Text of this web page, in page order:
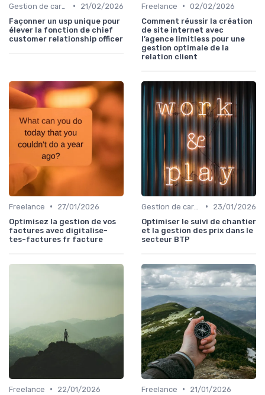
•
21/02/2026
Façonner un usp unique pour
élever la fonction de chief
customer relationship officer
Freelance • 02/02/2026
Comment réussir la création
de site internet avec
l’agence limitless pour une
gestion optimale de la
relation client
Freelance •
27/01/2026
Optimisez la gestion de vos
factures avec digitalise-
tes-factures fr facture
•
23/01/2026
Optimiser le suivi de chantier
et la gestion des prix dans le
secteur BTP
Freelance •
22/01/2026
Freelance •
21/01/2026